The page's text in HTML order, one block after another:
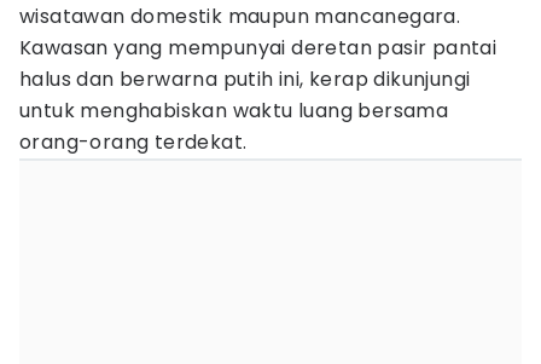
wisatawan domestik maupun mancanegara.
Kawasan yang mempunyai deretan pasir pantai
halus dan berwarna putih ini, kerap dikunjungi
untuk menghabiskan waktu luang bersama
orang-orang terdekat.